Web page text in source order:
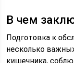
В чем
Подготовка к
несколько
кишечника,